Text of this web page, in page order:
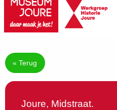
« Terug
Joure, Midstraat.